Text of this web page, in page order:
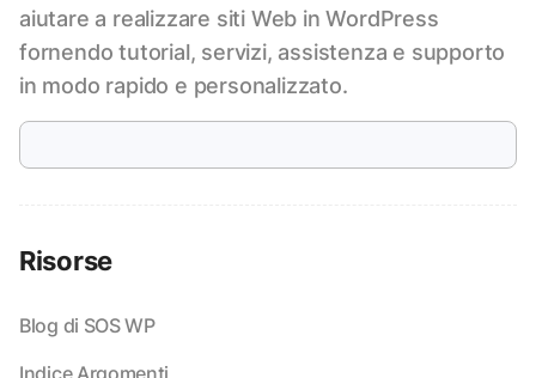
aiutare a realizzare siti Web in WordPress
fornendo tutorial, servizi, assistenza e supporto
in modo rapido e personalizzato.
Risorse
Blog di SOS WP